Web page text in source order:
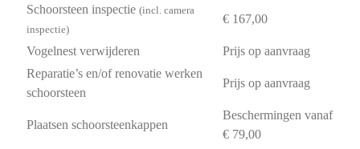
Schoorsteen inspectie (incl. camera
inspectie)
€ 167,00
Vogelnest verwijderen
Prijs op aanvraag
Reparatie’s en/of renovatie werken
schoorsteen
Prijs op aanvraag
Plaatsen schoorsteenkappen
Beschermingen vanaf
€ 79,00